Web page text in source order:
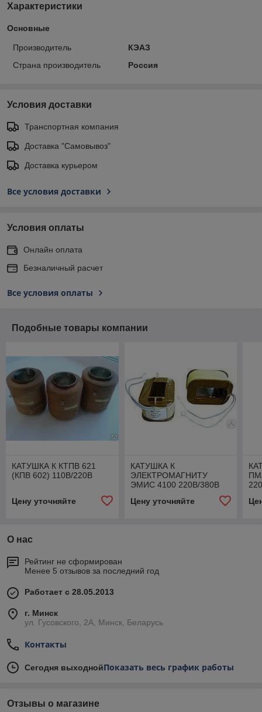
Характеристики
Основные
Производитель
КЭАЗ
Страна производитель
Россия
Условия доставки
Транспортная компания
Доставка "Самовывоз"
Доставка курьером
Все условия доставки
Условия оплаты
Онлайн оплата
Безналичный расчет
Все условия оплаты
Подобные товары компании
КАТУШКА К КТПВ 621
(КПВ 602) 110В/220В
Цену уточняйте
КАТУШКА К
ЭЛЕКТРОМАГНИТУ
ЭМИС 4100 220В/380В
Цену уточняйте
О нас
Рейтинг не сформирован
Менее 5 отзывов за последний год
Работает с 28.05.2013
г. Минск
ул. Гусовского, 2А, Минск, Беларусь
Контакты
Сегодня выходнойПоказать весь график работы
Отзывы о магазине